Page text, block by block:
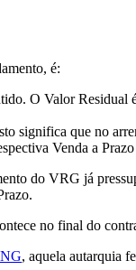
é:
O Valor Residual
significa que no
Venda a
do VRG já
no final do
, aquela autarquia